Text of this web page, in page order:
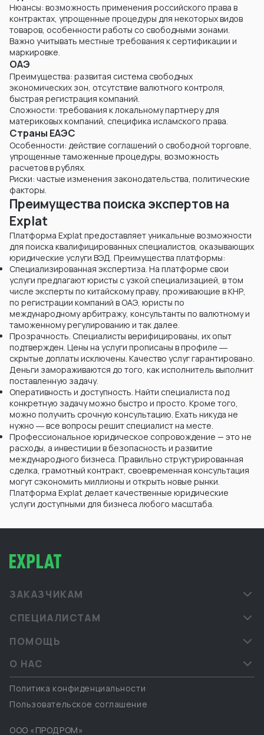
Нюансы: возможность применения российского права в
контрактах, упрощенные процедуры для некоторых видов
товаров, особенности работы со свободными зонами.
Важно учитывать местные требования к сертификации и
маркировке.
ОАЭ
Преимущества: развитая система свободных
экономических зон, отсутствие валютного контроля,
быстрая регистрация компаний.
Сложности: требования к локальному партнеру для
материковых компаний, специфика исламского права.
Страны ЕАЭС
Особенности: действие соглашений о свободной торговле,
упрощенные таможенные процедуры, возможность
расчетов в рублях.
Риски: частые изменения законодательства, политические
факторы.
Преимущества поиска экспертов на
Explat
Платформа Explat предоставляет уникальные возможности
для поиска квалифицированных специалистов, оказывающих
юридические услуги ВЭД. Преимущества платформы:
Специализированная экспертиза. На платформе свои
услуги предлагают юристы с узкой специализацией, в том
числе эксперты по китайскому праву, проживающие в КНР,
по регистрации компаний в ОАЭ, юристы по
международному арбитражу, консультанты по валютному и
таможенному регулированию и так далее.
Прозрачность. Специалисты верифицированы, их опыт
подтвержден. Цены на услуги прописаны в профиле ―
скрытые доплаты исключены. Качество услуг гарантировано.
Деньги замораживаются до того, как исполнитель выполнит
поставленную задачу.
Оперативность и доступность. Найти специалиста под
конкретную задачу можно быстро и просто. Кроме того,
можно получить срочную консультацию. Ехать никуда не
нужно ― все вопросы решит специалист на месте.
Профессиональное юридическое сопровождение — это не
расходы, а инвестиции в безопасность и развитие
международного бизнеса. Правильно структурированная
сделка, грамотный контракт, своевременная консультация
могут сэкономить миллионы и открыть новые рынки.
Платформа Explat делает качественные юридические
услуги доступными для бизнеса любого масштаба.
ЗАКАЗЧИКАМ
СПЕЦИАЛИСТАМ
ПОМОЩЬ
О НАС
Политика конфиденциальности
Пользовательское соглашение
ООО «ПРОДРОМ»